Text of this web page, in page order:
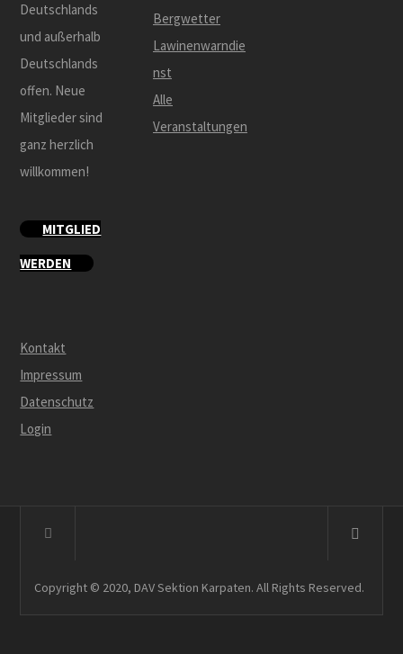
Deutschlands
und außerhalb
Deutschlands
offen. Neue
Mitglieder sind
ganz herzlich
willkommen!
MITGLIED
WERDEN
Kontakt
Impressum
Datenschutz
Login
Bergwetter
Lawinenwarndie
nst
Alle
Veranstaltungen
Copyright © 2020, DAV Sektion Karpaten. All Rights Reserved.